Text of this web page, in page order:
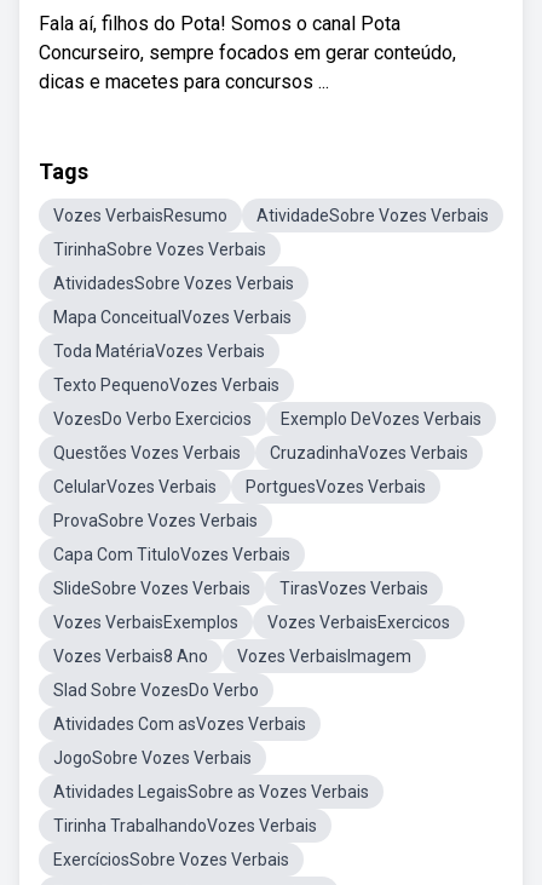
Fala aí, filhos do Pota! Somos o canal Pota
Concurseiro, sempre focados em gerar conteúdo,
dicas e macetes para concursos ...
Tags
Vozes VerbaisResumo
AtividadeSobre Vozes Verbais
TirinhaSobre Vozes Verbais
AtividadesSobre Vozes Verbais
Mapa ConceitualVozes Verbais
Toda MatériaVozes Verbais
Texto PequenoVozes Verbais
VozesDo Verbo Exercicios
Exemplo DeVozes Verbais
Questões Vozes Verbais
CruzadinhaVozes Verbais
CelularVozes Verbais
PortguesVozes Verbais
ProvaSobre Vozes Verbais
Capa Com TituloVozes Verbais
SlideSobre Vozes Verbais
TirasVozes Verbais
Vozes VerbaisExemplos
Vozes VerbaisExercicos
Vozes Verbais8 Ano
Vozes VerbaisImagem
Slad Sobre VozesDo Verbo
Atividades Com asVozes Verbais
JogoSobre Vozes Verbais
Atividades LegaisSobre as Vozes Verbais
Tirinha TrabalhandoVozes Verbais
ExercíciosSobre Vozes Verbais